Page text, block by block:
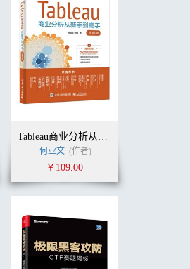
Tableau商业分析从新手到高手（视频版）
何业文 (作者)
￥109.00